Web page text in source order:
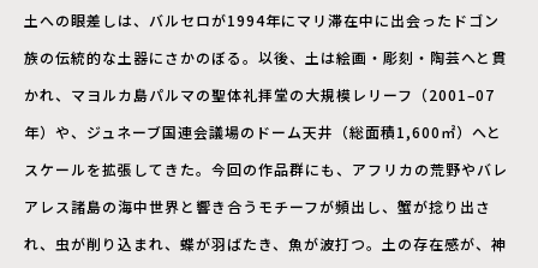
土への眼差しは、バルセロが1994年にマリ滞在中に出会ったドゴン
族の伝統的な土器にさかのぼる。以後、土は絵画・彫刻・陶芸へと貫
かれ、マヨルカ島パルマの聖体礼拝堂の大規模レリーフ（2001–07
年）や、ジュネーブ国連会議場のドーム天井（総面積1,600㎡）へと
スケールを拡張してきた。今回の作品群にも、アフリカの荒野やバレ
アレス諸島の海中世界と響き合うモチーフが頻出し、蟹が捻り出さ
れ、虫が削り込まれ、蝶が羽ばたき、魚が波打つ。土の存在感が、神